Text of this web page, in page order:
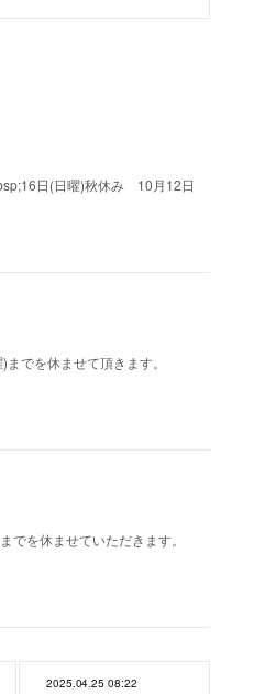
日(日曜)秋休み 10月12日
でを休ませて頂きます。
でを休ませていただきます。
2025.04.25 08:22